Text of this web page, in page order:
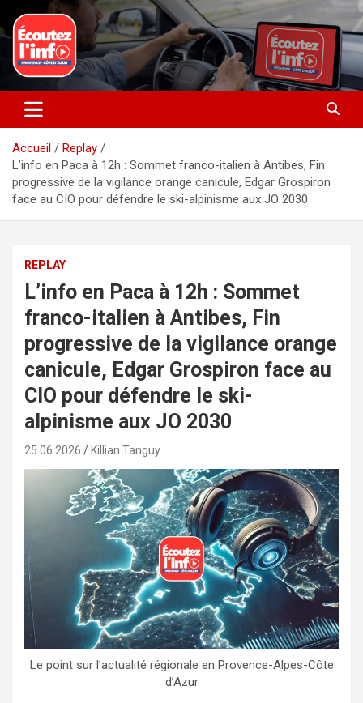
au
contenu
Ecoutez l’info
La radio du quotidien
Accueil
Replay
L’info en Paca à 12h : Sommet franco-italien à Antibes, Fin
progressive de la vigilance orange canicule, Edgar Grospiron
face au CIO pour défendre le ski-alpinisme aux JO 2030
REPLAY
L’info en Paca à 12h : Sommet
franco-italien à Antibes, Fin
progressive de la vigilance orange
canicule, Edgar Grospiron face au
CIO pour défendre le ski-
alpinisme aux JO 2030
25.06.2026 Killian Tanguy
Le point sur l’actualité régionale en Provence-Alpes-Côte
d’Azur